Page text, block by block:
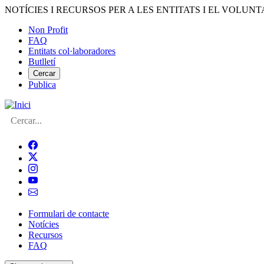
Vés
contingut
NOTÍCIES I RECURSOS PER A LES ENTITATS I EL
Menú
del
compte
d'usuari
Non Profit
FAQ
Entitats col·laboradores
Butlletí
Cercar
Publica
Cerca
Navegació
principal
de
Formulari de contacte
Notícies
Recursos
FAQ